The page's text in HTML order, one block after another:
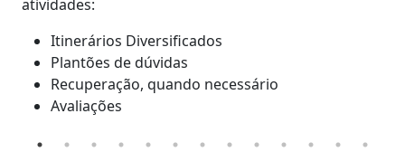
atividades:
Itinerários Diversificados
Plantões de dúvidas
Recuperação, quando necessário
Avaliações